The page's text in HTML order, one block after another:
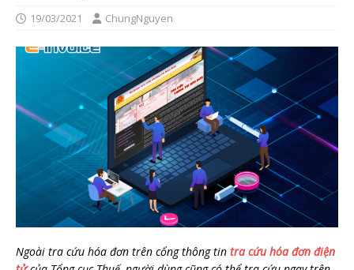
19/03/2021 ChungNguyen
Ngoài tra cứu hóa đơn trên cổng thông tin tra cứu hóa đơn điện